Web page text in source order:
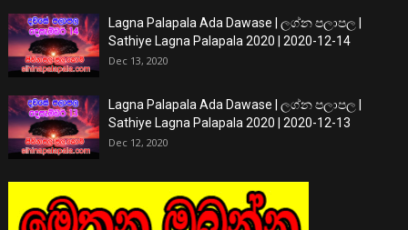
Lagna Palapala Ada Dawase | ලග්න පලාපල |
Sathiye Lagna Palapala 2020 | 2020-12-14
Dec 13, 2020
Lagna Palapala Ada Dawase | ලග්න පලාපල |
Sathiye Lagna Palapala 2020 | 2020-12-13
Dec 12, 2020